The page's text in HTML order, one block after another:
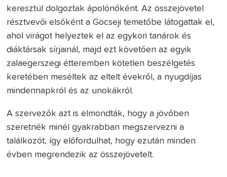
keresztül dolgoztak ápolónőként. Az összejövetel
résztvevői elsőként a Göcseji temetőbe látogattak el,
ahol virágot helyeztek el az egykori tanárok és
diáktársak sírjainál, majd ezt követően az egyik
zalaegerszegi étteremben kötetlen beszélgetés
keretében meséltek az eltelt évekről, a nyugdíjas
mindennapkról és az unokákról.
A szervezők azt is elmondták, hogy a jövőben
szeretnék minél gyakrabban megszervezni a
találkozót, így előfordulhat, hogy ezután minden
évben megrendezik az összejövetelt.